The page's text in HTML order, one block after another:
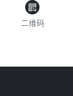
二维码